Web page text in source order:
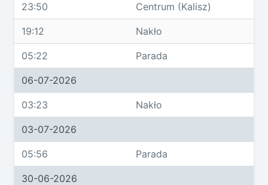
23:50 Centrum (Kalisz)
19:12 Nakło
05:22 Parada
06-07-2026
03:23 Nakło
03-07-2026
05:56 Parada
30-06-2026